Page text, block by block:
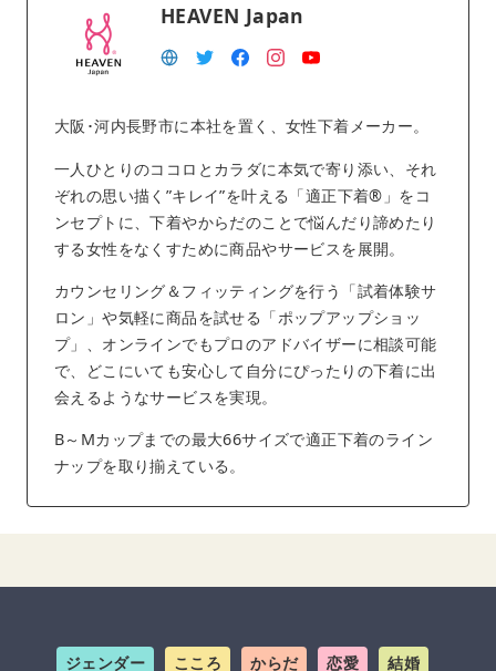
HEAVEN Japan
大阪･河内長野市に本社を置く、女性下着メーカー。
一人ひとりのココロとカラダに本気で寄り添い、それ
ぞれの思い描く”キレイ”を叶える「適正下着®︎」をコ
ンセプトに、下着やからだのことで悩んだり諦めたり
する女性をなくすために商品やサービスを展開。
カウンセリング＆フィッティングを行う「試着体験サ
ロン」や気軽に商品を試せる「ポップアップショッ
プ」、オンラインでもプロのアドバイザーに相談可能
で、どこにいても安心して自分にぴったりの下着に出
会えるようなサービスを実現。
B～Mカップまでの最大66サイズで適正下着のライン
ナップを取り揃えている。
ジェンダー こころ からだ 恋愛 結婚